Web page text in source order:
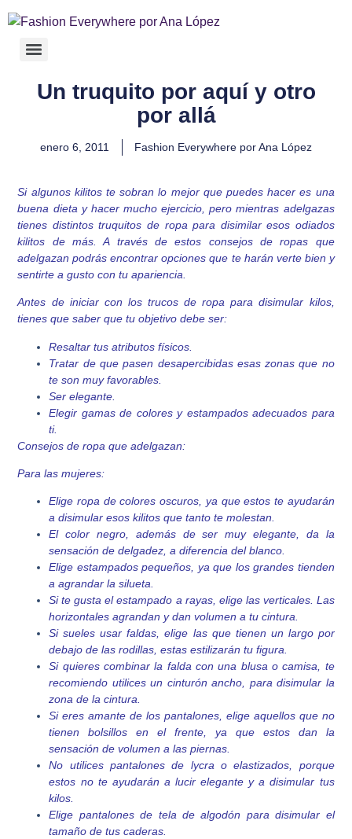
Un truquito por aquí y otro
por allá
enero 6, 2011 Fashion Everywhere por Ana López
Si algunos kilitos te sobran lo mejor que puedes hacer es una
buena dieta y hacer mucho ejercicio, pero mientras adelgazas
tienes distintos truquitos de ropa para disimilar esos odiados
kilitos de más. A través de estos consejos de ropas que
adelgazan podrás encontrar opciones que te harán verte bien y
sentirte a gusto con tu apariencia.
Antes de iniciar con los trucos de ropa para disimular kilos,
tienes que saber que tu objetivo debe ser:
Resaltar tus atributos físicos.
Tratar de que pasen desapercibidas esas zonas que no
te son muy favorables.
Ser elegante.
Elegir gamas de colores y estampados adecuados para
ti.
Consejos de ropa que adelgazan:
Para las mujeres:
Elige ropa de colores oscuros, ya que estos te ayudarán
a disimular esos kilitos que tanto te molestan.
El color negro, además de ser muy elegante, da la
sensación de delgadez, a diferencia del blanco.
Elige estampados pequeños, ya que los grandes tienden
a agrandar la silueta.
Si te gusta el estampado a rayas, elige las verticales. Las
horizontales agrandan y dan volumen a tu cintura.
Si sueles usar faldas, elige las que tienen un largo por
debajo de las rodillas, estas estilizarán tu figura.
Si quieres combinar la falda con una blusa o camisa, te
recomiendo utilices un cinturón ancho, para disimular la
zona de la cintura.
Si eres amante de los pantalones, elige aquellos que no
tienen bolsillos en el frente, ya que estos dan la
sensación de volumen a laspiernas.
No utilices pantalones de lycra o elastizados, porque
estos no te ayudarán a lucir elegante y a disimular tus
kilos.
Elige pantalones de tela de algodón para disimular el
tamaño de tus caderas.